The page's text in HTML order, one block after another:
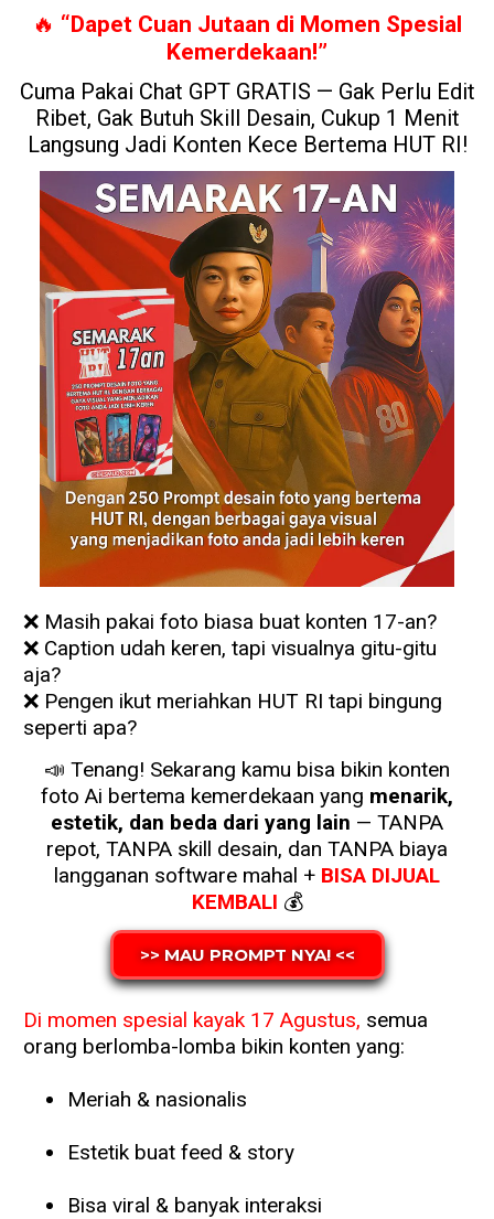
🔥 “Dapet Cuan Jutaan di Momen Spesial
Kemerdekaan!”
Cuma Pakai Chat GPT GRATIS — Gak Perlu Edit
Ribet, Gak Butuh Skill Desain, Cukup 1 Menit
Langsung Jadi Konten Kece Bertema HUT RI!
❌ Masih pakai foto biasa buat konten 17-an?
❌ Caption udah keren, tapi visualnya gitu-gitu
aja?
❌ Pengen ikut meriahkan HUT RI tapi bingung
seperti apa?
📣 Tenang! Sekarang kamu bisa bikin konten
foto Ai bertema kemerdekaan yang menarik,
estetik, dan beda dari yang lain — TANPA
repot, TANPA skill desain, dan TANPA biaya
langganan software mahal + BISA DIJUAL
KEMBALI 💰
>> MAU PROMPT NYA! <<
Di momen spesial kayak 17 Agustus, semua
orang berlomba-lomba bikin konten yang:
Meriah & nasionalis
Estetik buat feed & story
Bisa viral & banyak interaksi